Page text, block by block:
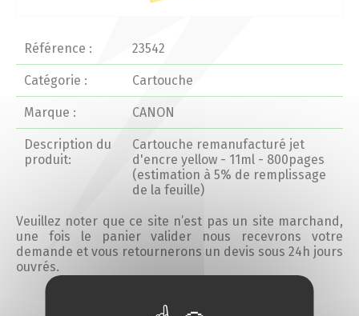
Produits
Professionnels
Particuliers
Catalogue
Référence : 23542
Catégorie : Cartouche
Marque : CANON
Description du
produit:
Cartouche remanufacturé jet
d'encre yellow - 11ml - 800pages
(estimation à 5% de remplissage
de la feuille)
Veuillez noter que ce site n’est pas un site marchand,
une fois le panier valider nous recevrons votre
demande et vous retournerons un devis sous 24h jours
ouvrés.
Ajouter au devis